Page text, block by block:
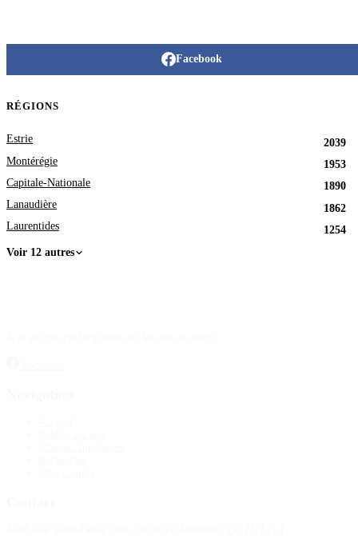
Facebook
RÉGIONS
Estrie
2039
Montérégie
1953
Capitale-Nationale
1890
Lanaudière
1862
Laurentides
1254
Voir 12 autres